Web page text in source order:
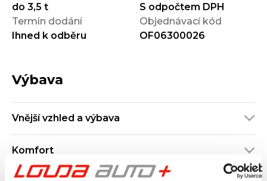
do 3,5 t
S odpočtem DPH
Termín dodání
Ihned k odběru
Objednávací kód
OF06300026
Výbava
Vnější vzhled a výbava
Komfort